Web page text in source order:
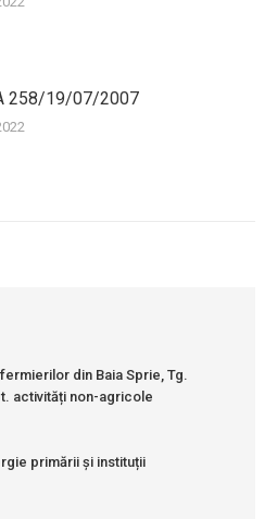
258/19/07/2007
din Baia Sprie, Tg.
activități non-agricole
primării și instituții